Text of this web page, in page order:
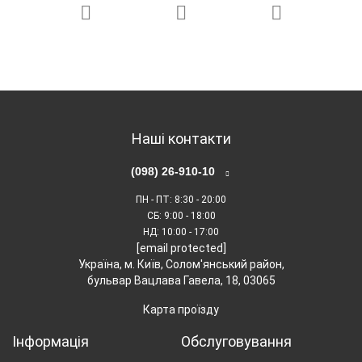
Ефект «Трав'яної гладіні»
Дволопатеве лезо з гострою кромкою швидко
знімає надлишки трав, формуючи рівну поверхню,
що нагадує килимове покриття. Закрилки на ножі
створюють вихровий повітряний потік, який
захоплює зістрижені відходи в кошик, для чистоти
Наші контакти
(098) 26-910-10
ПН - ПТ: 8:30 - 20:00
СБ: 9:00 - 18:00
НД: 10:00 - 17:00
[email protected]
Українa, м. Київ, Солом'янський район,
бульвар Вацлава Гавела, 18, 03065
Карта проїзду
Інформація Обслуговування